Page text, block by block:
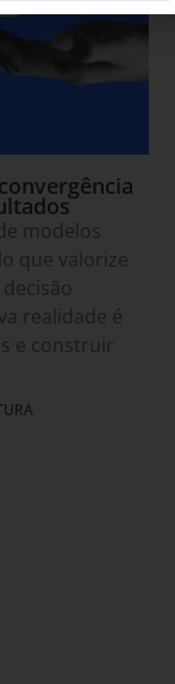
modelos
que valorize
realidade é
e construir